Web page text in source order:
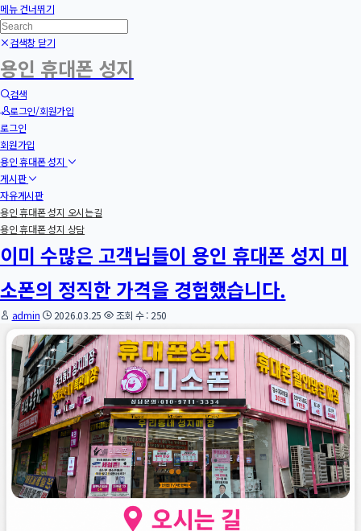
메뉴 건너뛰기
검색창 닫기
용인 휴대폰 성지
검색
로그인/회원가입
로그인
회원가입
용인 휴대폰 성지
게시판
자유게시판
용인 휴대폰 성지 오시는길
용인 휴대폰 성지 상담
이미 수많은 고객님들이 용인 휴대폰 성지 미
소폰의 정직한 가격을 경험했습니다.
admin 2026.03.25 조회 수 : 250